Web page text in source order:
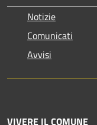
Notizie
Comunicati
Avvisi
VIVERE IL COMUNE